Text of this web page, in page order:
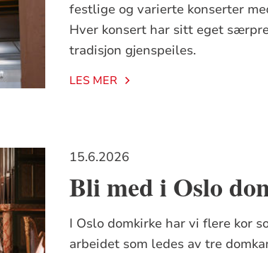
festlige og varierte konserter
Hver konsert har sitt eget
tradisjon gjenspeiles.
LES MER
15.6.2026
Bli med i Oslo
I Oslo domkirke har vi flere kor
arbeidet som ledes av tre